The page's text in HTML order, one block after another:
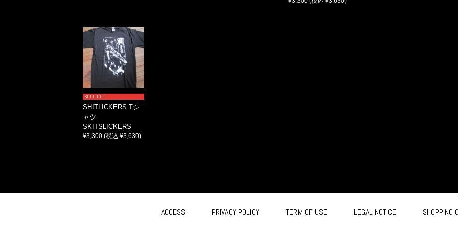
SOLD OUT
SHITLICKERS Tシ
ャツ
SKITSLICKERS
¥3,300 (税込 ¥3,630)
ACCESS PRIVACY POLICY TERM OF USE LEGAL NOTICE SHOPPING